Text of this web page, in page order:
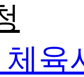
체육